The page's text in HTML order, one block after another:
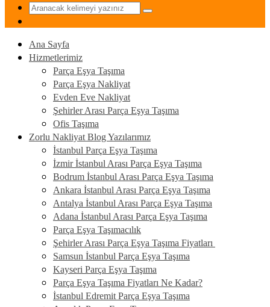
Ana Sayfa
Hizmetlerimiz
Parça Eşya Taşıma
Parça Eşya Nakliyat
Evden Eve Nakliyat
Şehirler Arası Parça Eşya Taşıma
Ofis Taşıma
Zorlu Nakliyat Blog Yazılarımız
İstanbul Parça Eşya Taşıma
İzmir İstanbul Arası Parça Eşya Taşıma
Bodrum İstanbul Arası Parça Eşya Taşıma
Ankara İstanbul Arası Parça Eşya Taşıma
Antalya İstanbul Arası Parça Eşya Taşıma
Adana İstanbul Arası Parça Eşya Taşıma
Parça Eşya Taşımacılık
Şehirler Arası Parça Eşya Taşıma Fiyatları
Samsun İstanbul Parça Eşya Taşıma
Kayseri Parça Eşya Taşıma
Parça Eşya Taşıma Fiyatları Ne Kadar?
İstanbul Edremit Parça Eşya Taşıma